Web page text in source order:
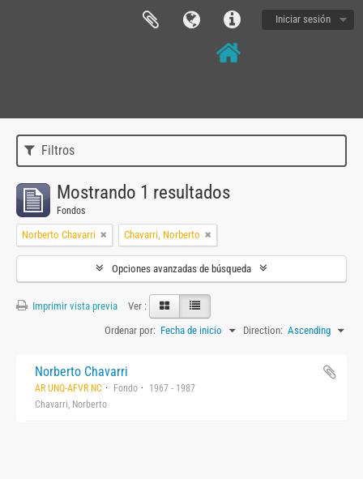
Iniciar sesión
Filtros
Mostrando 1 resultados
Fondos
Norberto Chavarri Chavarri, Norberto
Opciones avanzadas de búsqueda
Imprimir vista previa
Ver :
Ordenar por: Fecha de inicio Direction: Ascending
Norberto Chavarri
AR UNQ-AFVR NC Fondo
1967 - 1987
Chavarri, Norberto